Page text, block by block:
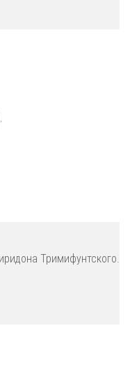
Тримифунтского.